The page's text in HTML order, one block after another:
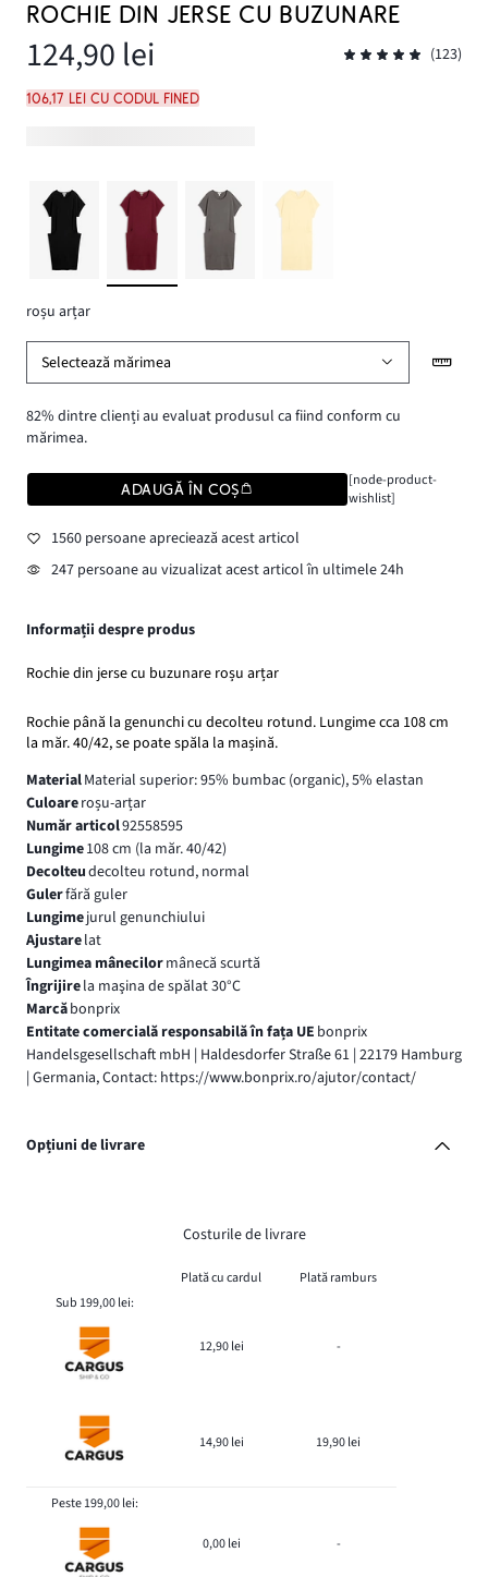
ROCHIE DIN JERSE CU BUZUNARE
124,90 lei (123)
106,17 lei cu codul FINED
roșu arțar
Selectează mărimea
82% dintre clienți au evaluat produsul ca fiind conform cu
mărimea.
ADAUGĂ ÎN COȘ
[node-product-
wishlist]
1560 persoane apreciează acest articol
247 persoane au vizualizat acest articol în ultimele 24h
Informații despre produs
Rochie din jerse cu buzunare roșu arțar
Rochie până la genunchi cu decolteu rotund. Lungime cca 108 cm
la măr. 40/42, se poate spăla la mașină.
MaterialMaterial superior: 95% bumbac (organic), 5% elastan
Culoareroșu-arțar
Număr articol92558595
Lungime108 cm (la măr. 40/42)
Decolteudecolteu rotund, normal
Gulerfără guler
Lungimejurul genunchiului
Ajustarelat
Lungimea mânecilormânecă scurtă
Îngrijirela maşina de spălat 30°C
Marcăbonprix
Entitate comercială responsabilă în fața UE bonprix
Handelsgesellschaft mbH | Haldesdorfer Straße 61 | 22179 Hamburg
| Germania, Contact: https://www.bonprix.ro/ajutor/contact/
Opțiuni de livrare
Costurile de livrare
Plată cu cardul
Plată ramburs
Sub 199,00 lei:
12,90 lei -
14,90 lei 19,90 lei
Peste 199,00 lei:
0,00 lei -